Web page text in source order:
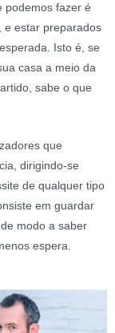
podemos fazer é
e estar preparados
Isto é, se
casa a meio da
sabe o que
que
dirigindo-se
de qualquer tipo
em guardar
modo a saber
espera.